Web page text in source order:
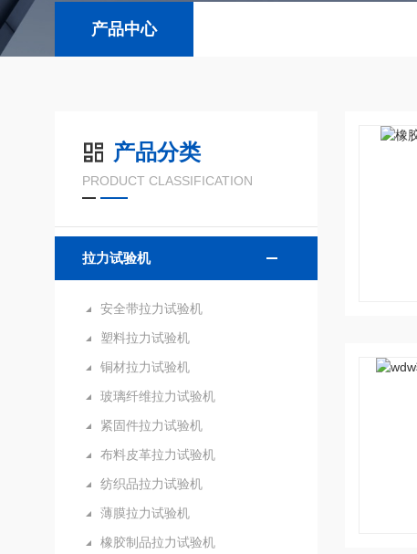
产品中心
产品分类
PRODUCT CLASSIFICATION
拉力试验机
安全带拉力试验机
塑料拉力试验机
铜材拉力试验机
玻璃纤维拉力试验机
紧固件拉力试验机
布料皮革拉力试验机
纺织品拉力试验机
薄膜拉力试验机
橡胶制品拉力试验机